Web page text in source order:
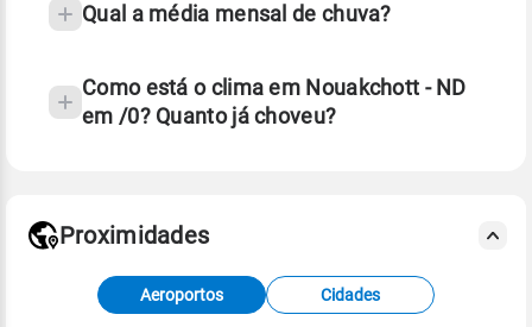
Qual a média mensal de chuva?
Como está o clima em Nouakchott - ND
em /0? Quanto já choveu?
Fonte: dados combinados de estações
meteorológicas e satélite do Centro de Previsão
Proximidades
Aeroportos Cidades